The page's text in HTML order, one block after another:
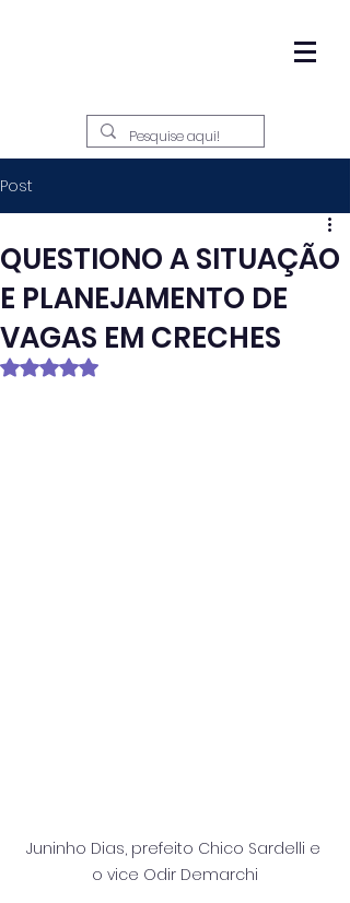
Post
QUESTIONO A SITUAÇÃO
E PLANEJAMENTO DE
VAGAS EM CRECHES
Avaliado com NaN de 5 estrelas.
Juninho Dias, prefeito Chico Sardelli e
o vice Odir Demarchi